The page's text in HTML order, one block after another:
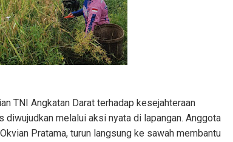
TNI Angkatan Darat terhadap kesejahteraan
diwujudkan melalui aksi nyata di lapangan. Anggota
Pratama, turun langsung ke sawah membantu